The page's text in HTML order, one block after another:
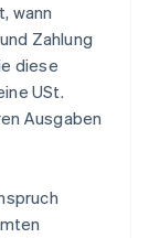
wann
Zahlung
diese
USt.
Ausgaben